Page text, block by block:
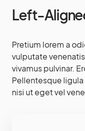
Left-
Pretium lorem a
vulputate
vivamus pulvinar.
Pellentesque
nisi ut eget vel